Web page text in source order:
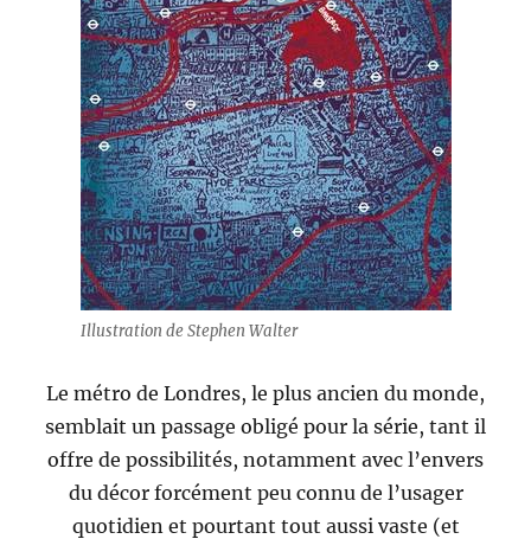
Illustration de Stephen Walter
Le métro de Londres, le plus ancien du monde,
semblait un passage obligé pour la série, tant il
offre de possibilités, notamment avec l’envers
du décor forcément peu connu de l’usager
quotidien et pourtant tout aussi vaste (et